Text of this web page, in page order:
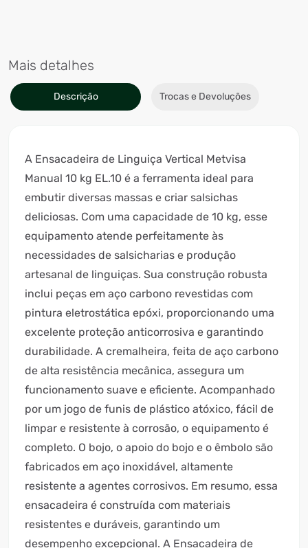
Mais detalhes
Descrição Trocas e Devoluções
A Ensacadeira de Linguiça Vertical Metvisa
Manual 10 kg EL.10 é a ferramenta ideal para
embutir diversas massas e criar salsichas
deliciosas. Com uma capacidade de 10 kg, esse
equipamento atende perfeitamente às
necessidades de salsicharias e produção
artesanal de linguiças. Sua construção robusta
inclui peças em aço carbono revestidas com
pintura eletrostática epóxi, proporcionando uma
excelente proteção anticorrosiva e garantindo
durabilidade. A cremalheira, feita de aço carbono
de alta resistência mecânica, assegura um
funcionamento suave e eficiente. Acompanhado
por um jogo de funis de plástico atóxico, fácil de
limpar e resistente à corrosão, o equipamento é
completo. O bojo, o apoio do bojo e o êmbolo são
fabricados em aço inoxidável, altamente
resistente a agentes corrosivos. Em resumo, essa
ensacadeira é construída com materiais
resistentes e duráveis, garantindo um
desempenho excepcional. A Ensacadeira de